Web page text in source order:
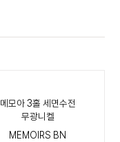
메모아 3홀 세면수전
무광니켈
MEMOIRS BN